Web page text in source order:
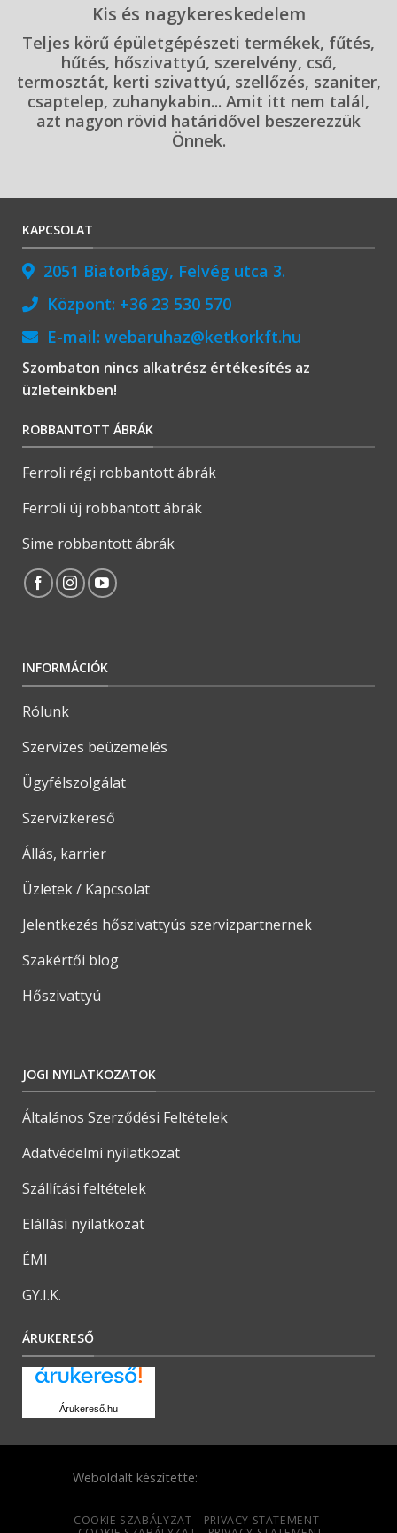
Kis és nagykereskedelem
Teljes körű épületgépészeti termékek, fűtés,
hűtés, hőszivattyú, szerelvény, cső,
termosztát, kerti szivattyú, szellőzés, szaniter,
csaptelep, zuhanykabin... Amit itt nem talál,
azt nagyon rövid határidővel beszerezzük
Önnek.
KAPCSOLAT
2051 Biatorbágy, Felvég utca 3.
Központ: +36 23 530 570
E-mail: webaruhaz@ketkorkft.hu
Szombaton nincs alkatrész értékesítés az
üzleteinkben!
ROBBANTOTT ÁBRÁK
Ferroli régi robbantott ábrák
Ferroli új robbantott ábrák
Sime robbantott ábrák
INFORMÁCIÓK
Rólunk
Szervizes beüzemelés
Ügyfélszolgálat
Szervizkereső
Állás, karrier
Üzletek / Kapcsolat
Jelentkezés hőszivattyús szervizpartnernek
Szakértői blog
Hőszivattyú
JOGI NYILATKOZATOK
Általános Szerződési Feltételek
Adatvédelmi nyilatkozat
Szállítási feltételek
Elállási nyilatkozat
ÉMI
GY.I.K.
ÁRUKERESŐ
Árukereső.hu
Weboldalt készítette:
COOKIE SZABÁLYZAT
PRIVACY STATEMENT